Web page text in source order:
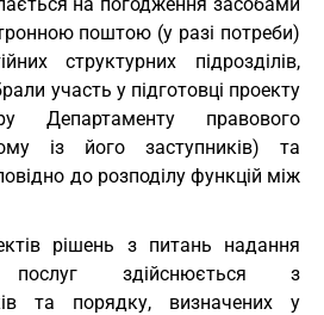
поштою (у разі потреби)
структурних підрозділів,
участь у підготовці проекту
Департаменту правового
із його заступників) та
до розподілу функцій між
рішень з питань надання
послуг здійснюється з
та порядку, визначених у